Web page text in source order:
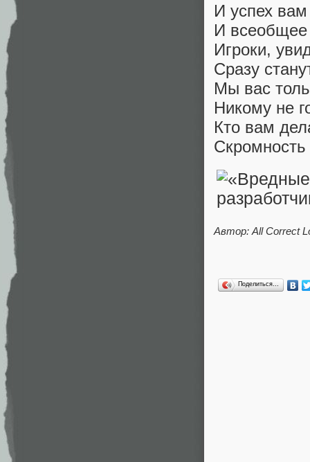
И успех
И всеобщее
Игроки,
Сразу
Мы вас
Никому не
Кто вам
Автор: All Correct
Поделиться…